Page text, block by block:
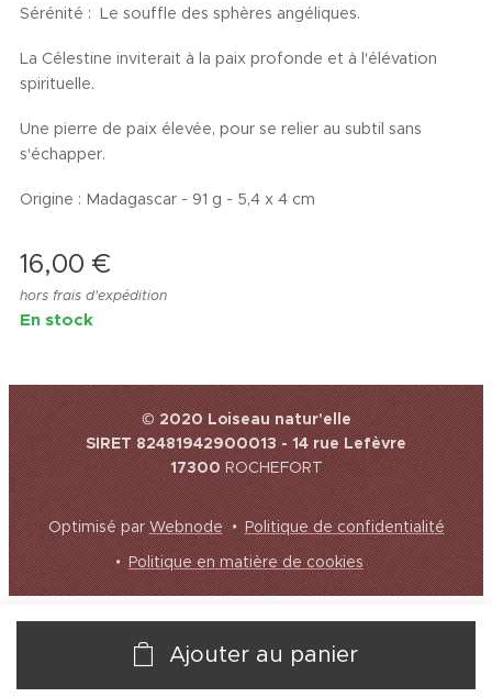
Sérénité : Le souffle des sphères angéliques.
La Célestine inviterait à la paix profonde et à l'élévation
spirituelle.
Une pierre de paix élevée, pour se relier au subtil sans
s'échapper.
Origine : Madagascar - 91 g - 5,4 x 4 cm
16,00 €
hors frais d'expédition
En stock
Ajouter au panier
© 2020 Loiseau natur'elle
SIRET 82481942900013 - 14 rue Lefèvre
17300ROCHEFORT
Optimisé parWebnode
Politique de confidentialité
Politique en matière de cookies